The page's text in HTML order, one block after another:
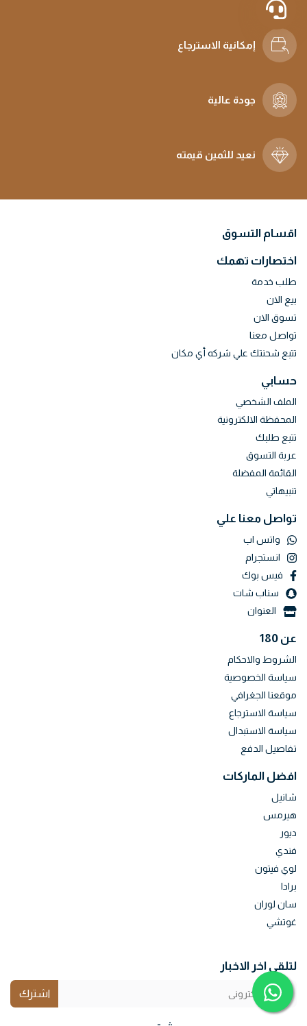
إمكانية الاسترجاع
جودة عالية
نعيد للثمين قيمته
اقسام التسوق
اختصارات تهمك
طلب خدمة
بيع الان
تسوق الان
تواصل معنا
تتبع شحنتك علي شركه أي مكان
حسابي
الملف الشخصي
المحفظة الالكترونية
تتبع طلبك
عربة التسوق
القائمة المفضلة
تنبيهاتي
تواصل معنا علي
واتس اب
انستجرام
فيس بوك
سناب شات
العنوان
عن 180
الشروط والاحكام
سياسة الخصوصية
موقعنا الجغرافي
سياسة الاسترجاع
سياسة الاستبدال
تفاصيل الدفع
افضل الماركات
شانيل
هيرمس
ديور
فندي
لوي فيتون
برادا
سان لوران
غوتشي
لتلقي اخر الاخبار
اشترك